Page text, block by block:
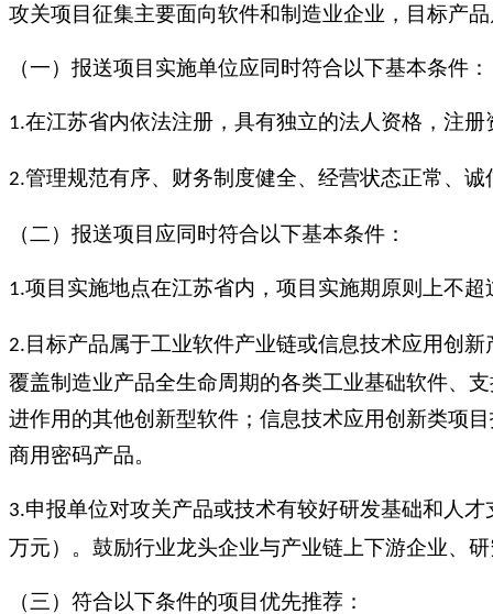
攻关项目征集主要面向软件和制造业企业，目标产
（一）报送项目实施单位应同时符合以下基本条件：
1.在江苏省内依法注册，具有独立的法人资格，注册
2.管理规范有序、财务制度健全、经营状态正常、
（二）报送项目应同时符合以下基本条件：
1.项目实施地点在江苏省内，项目实施期原则上不超
2.目标产品属于工业软件产业链或信息技术应用创
覆盖制造业产品全生命周期的各类工业基础软件、
进作用的其他创新型软件；信息技术应用创新类项
商用密码产品。
3.申报单位对攻关产品或技术有较好研发基础和人
万元）。鼓励行业龙头企业与产业链上下游企业、
（三）符合以下条件的项目优先推荐：